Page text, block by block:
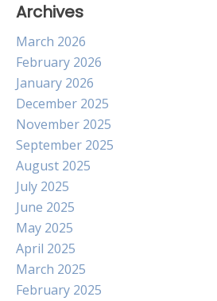
Archives
March 2026
February 2026
January 2026
December 2025
November 2025
September 2025
August 2025
July 2025
June 2025
May 2025
April 2025
March 2025
February 2025